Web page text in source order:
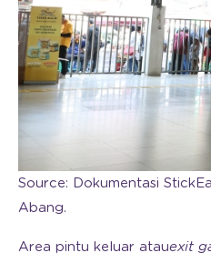
Source: Dokumentasi
Abang.
Area pintu keluar atauexit